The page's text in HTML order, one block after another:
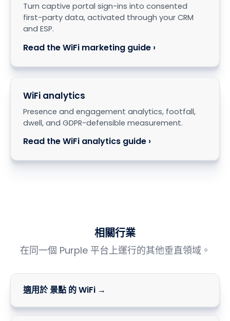
Turn captive portal sign-ins into consented
first-party data, activated through your CRM
and ESP.
Read the WiFi marketing guide ›
WiFi analytics
Presence and engagement analytics, footfall,
dwell, and GDPR-defensible measurement.
Read the WiFi analytics guide ›
相關行業
在同一個 Purple 平台上運行的其他垂直領域。
適用於 景點 的 WiFi →